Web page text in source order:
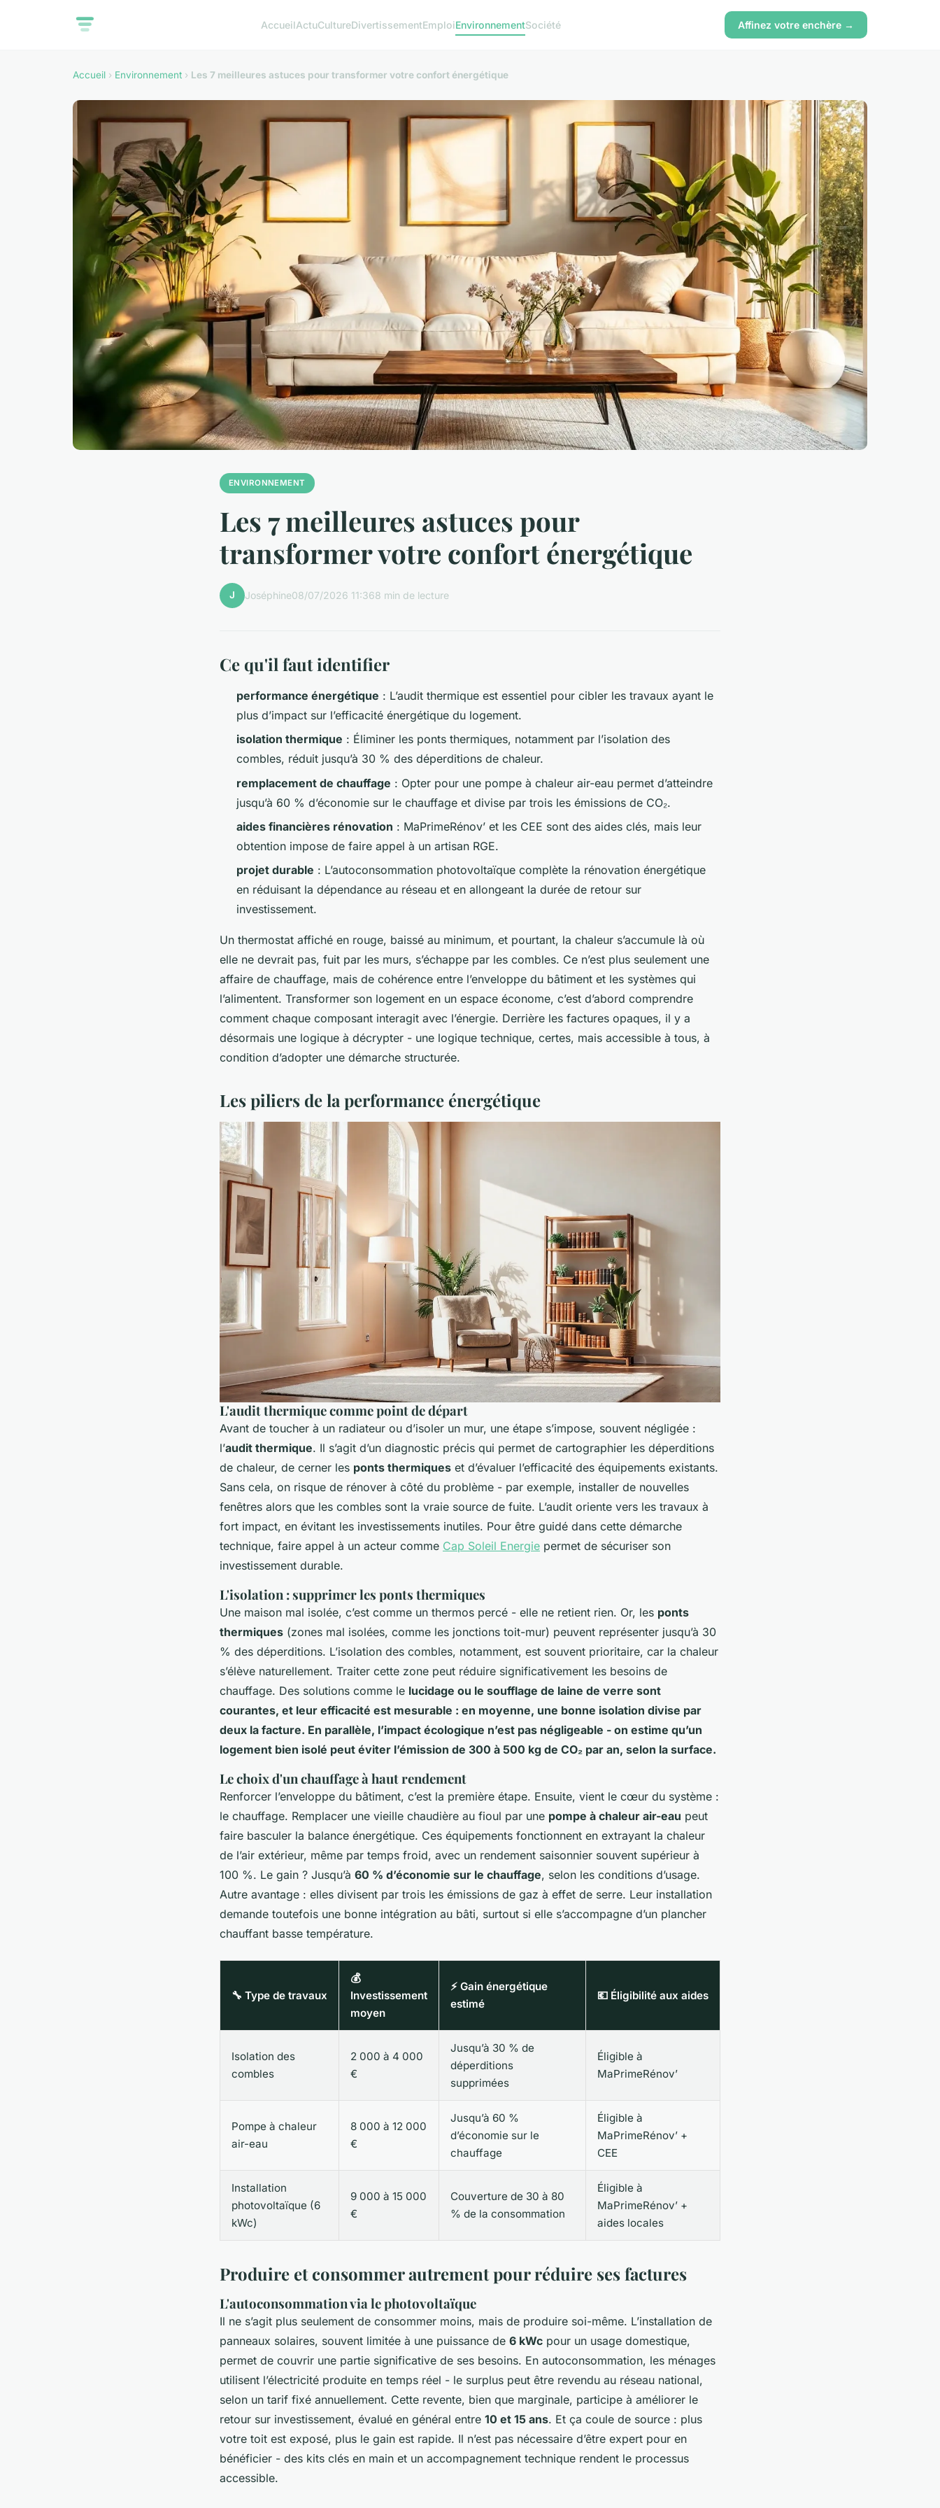
AccueilActuCultureDivertissementEmploiEnvironnementSociété Affinez votre enchère →
Accueil › Environnement › Les 7 meilleures astuces pour transformer votre confort énergétique
ENVIRONNEMENT
Les 7 meilleures astuces pour
transformer votre confort énergétique
J Joséphine08/07/2026 11:368 min de lecture
Ce qu'il faut identifier
performance énergétique : L’audit thermique est essentiel pour cibler les travaux ayant le
plus d’impact sur l’efficacité énergétique du logement.
isolation thermique : Éliminer les ponts thermiques, notamment par l’isolation des
combles, réduit jusqu’à 30 % des déperditions de chaleur.
remplacement de chauffage : Opter pour une pompe à chaleur air-eau permet d’atteindre
jusqu’à 60 % d’économie sur le chauffage et divise par trois les émissions de CO₂.
aides financières rénovation : MaPrimeRénov’ et les CEE sont des aides clés, mais leur
obtention impose de faire appel à un artisan RGE.
projet durable : L’autoconsommation photovoltaïque complète la rénovation énergétique
en réduisant la dépendance au réseau et en allongeant la durée de retour sur
investissement.
Un thermostat affiché en rouge, baissé au minimum, et pourtant, la chaleur s’accumule là où
elle ne devrait pas, fuit par les murs, s’échappe par les combles. Ce n’est plus seulement une
affaire de chauffage, mais de cohérence entre l’enveloppe du bâtiment et les systèmes qui
l’alimentent. Transformer son logement en un espace économe, c’est d’abord comprendre
comment chaque composant interagit avec l’énergie. Derrière les factures opaques, il y a
désormais une logique à décrypter - une logique technique, certes, mais accessible à tous, à
condition d’adopter une démarche structurée.
Les piliers de la performance énergétique
L'audit thermique comme point de départ
Avant de toucher à un radiateur ou d’isoler un mur, une étape s’impose, souvent négligée :
l’audit thermique. Il s’agit d’un diagnostic précis qui permet de cartographier les déperditions
de chaleur, de cerner les ponts thermiques et d’évaluer l’efficacité des équipements existants.
Sans cela, on risque de rénover à côté du problème - par exemple, installer de nouvelles
fenêtres alors que les combles sont la vraie source de fuite. L’audit oriente vers les travaux à
fort impact, en évitant les investissements inutiles. Pour être guidé dans cette démarche
technique, faire appel à un acteur comme Cap Soleil Energie permet de sécuriser son
investissement durable.
L'isolation : supprimer les ponts thermiques
Une maison mal isolée, c’est comme un thermos percé - elle ne retient rien. Or, les ponts
thermiques (zones mal isolées, comme les jonctions toit-mur) peuvent représenter jusqu’à 30
% des déperditions. L’isolation des combles, notamment, est souvent prioritaire, car la chaleur
s’élève naturellement. Traiter cette zone peut réduire significativement les besoins de
chauffage. Des solutions comme le lucidage ou le soufflage de laine de verre sont
courantes, et leur efficacité est mesurable : en moyenne, une bonne isolation divise par
deux la facture. En parallèle, l’impact écologique n’est pas négligeable - on estime qu’un
logement bien isolé peut éviter l’émission de 300 à 500 kg de CO₂ par an, selon la surface.
Le choix d'un chauffage à haut rendement
Renforcer l’enveloppe du bâtiment, c’est la première étape. Ensuite, vient le cœur du système :
le chauffage. Remplacer une vieille chaudière au fioul par une pompe à chaleur air-eau peut
faire basculer la balance énergétique. Ces équipements fonctionnent en extrayant la chaleur
de l’air extérieur, même par temps froid, avec un rendement saisonnier souvent supérieur à
100 %. Le gain ? Jusqu’à 60 % d’économie sur le chauffage, selon les conditions d’usage.
Autre avantage : elles divisent par trois les émissions de gaz à effet de serre. Leur installation
demande toutefois une bonne intégration au bâti, surtout si elle s’accompagne d’un plancher
chauffant basse température.
🔧 Type de travaux
💰
Investissement
moyen
⚡ Gain énergétique
estimé
💶 Éligibilité aux aides
Isolation des
combles
2 000 à 4 000
€
Jusqu’à 30 % de
déperditions
supprimées
Éligible à
MaPrimeRénov’
Pompe à chaleur
air-eau
8 000 à 12 000
€
Jusqu’à 60 %
d’économie sur le
chauffage
Éligible à
MaPrimeRénov’ +
CEE
Installation
photovoltaïque (6
kWc)
9 000 à 15 000
€
Couverture de 30 à 80
% de la consommation
Éligible à
MaPrimeRénov’ +
aides locales
Produire et consommer autrement pour réduire ses factures
L'autoconsommation via le photovoltaïque
Il ne s’agit plus seulement de consommer moins, mais de produire soi-même. L’installation de
panneaux solaires, souvent limitée à une puissance de 6 kWc pour un usage domestique,
permet de couvrir une partie significative de ses besoins. En autoconsommation, les ménages
utilisent l’électricité produite en temps réel - le surplus peut être revendu au réseau national,
selon un tarif fixé annuellement. Cette revente, bien que marginale, participe à améliorer le
retour sur investissement, évalué en général entre 10 et 15 ans. Et ça coule de source : plus
votre toit est exposé, plus le gain est rapide. Il n’est pas nécessaire d’être expert pour en
bénéficier - des kits clés en main et un accompagnement technique rendent le processus
accessible.